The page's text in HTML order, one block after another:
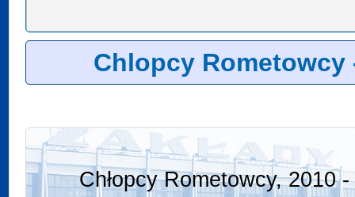
Chlopcy Rometowcy
Chłopcy Rometowcy, 2010